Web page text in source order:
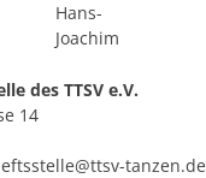
Hans-
Joachim
des TTSV e.V.
14
tanzen.de